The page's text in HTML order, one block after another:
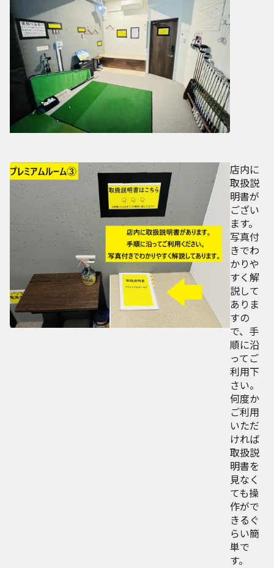
店内に
取扱説
明書が
ござい
ます。
写真付
きでわ
かりや
すく解
説して
ありま
すの
で、手
順に沿
ってご
利用下
さい。
何度か
ご利用
いただ
ければ
取扱説
明書を
見なく
ても操
作がで
きるぐ
らい簡
単で
す。